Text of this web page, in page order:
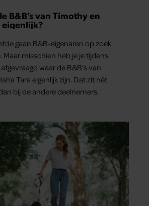
B&B’s van Timothy en
eigenlijk?
gaan B&B-eigenaren op zoek
Maar misschien heb je je tijdens
waar de B&B’s van
Tara eigenlijk zijn. Dat zit nét
bij de andere deelnemers.